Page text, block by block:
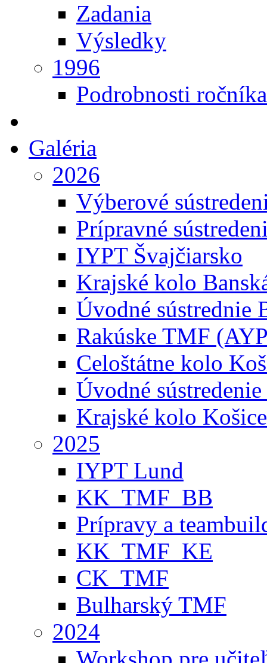
Zadania
Výsledky
1996
Podrobnosti ročníka
Galéria
2026
Výberové
Prípravné
IYPT Švajčiarsko
Krajské kolo
Úvodné sústrednie
Rakúske TMF
Celoštátne kolo
Úvodné
Krajské kolo Košice
2025
IYPT Lund
KK_TMF_BB
Prípravy a
KK_TMF_KE
CK_TMF
Bulharský TMF
2024